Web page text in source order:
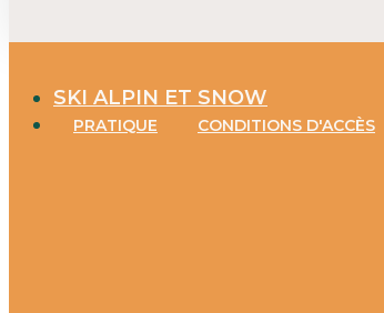
SKI ALPIN ET SNOW
PRATIQUE CONDITIONS D'ACCÈS